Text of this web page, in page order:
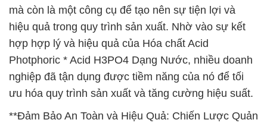
mà còn là một công cụ để tạo nên sự tiện lợi và
hiệu quả trong quy trình sản xuất. Nhờ vào sự kết
hợp hợp lý và hiệu quả của Hóa chất Acid
Photphoric * Acid H3PO4 Dạng Nước, nhiều doanh
nghiệp đã tận dụng được tiềm năng của nó để tối
ưu hóa quy trình sản xuất và tăng cường hiệu suất.
**Đảm Bảo An Toàn và Hiệu Quả: Chiến Lược Quản